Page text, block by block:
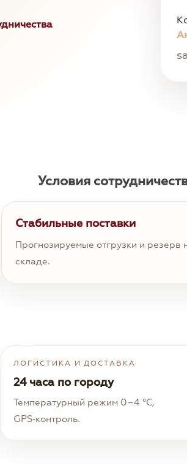
Условия
Стабильные поставки
Прогнозируемые отгрузки и резерв
складе.
ЛОГИСТИКА И ДОСТАВКА
24 часа по городу
Температурный режим 0–4 °C,
GPS‑контроль.